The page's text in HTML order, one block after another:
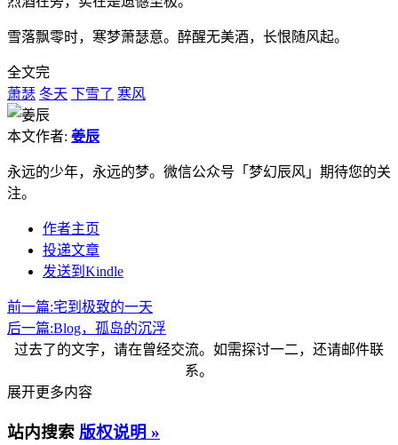
雪落飘零时，寒梦萧瑟意。醉醒无美酒，长恨随风起。
全文完
萧瑟 冬天 下雪了 寒风
本文作者: 姜辰
永远的少年，永远的梦。微信公众号「梦幻辰风」期待您的关
注。
作者主页
投递文章
发送到Kindle
前一篇:宅到极致的一天
后一篇:Blog，孤岛的沉浮
过去了的文字，请在曾经交流。如需探讨一二，还请邮件联
系。
展开更多内容
站内搜索 版权说明 »